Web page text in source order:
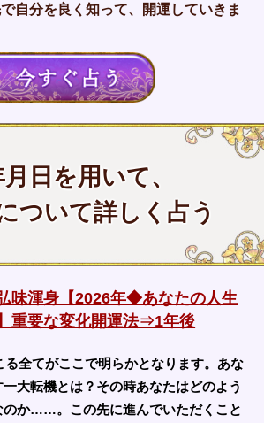
自分を良く知って、開運していきま
日を用いて、
ついて詳しく占う
味渾身【2026年◆あなたの人生
重要な変化開運法⇒1年後
る全てがここで明らかとなります。あな
大転機とは？その時あなたはどのよう
のか……。この先に進んでいただくこと